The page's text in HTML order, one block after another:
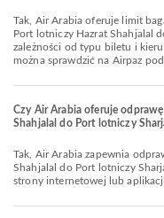
Tak, Air Arabia oferuje limit bagażu dla lotów Krajowe & Międzynarodowy z
Port lotniczy Hazrat Shahjalal
zależności od typu biletu i
można sprawdzić na Airpaz
Czy Air Arabia oferuje
Shahjalal do Port lotniczy
Tak, Air Arabia zapewnia odprawę online na lot z Port lotniczy Hazrat
Shahjalal do Port lotniczy
strony internetowej lub